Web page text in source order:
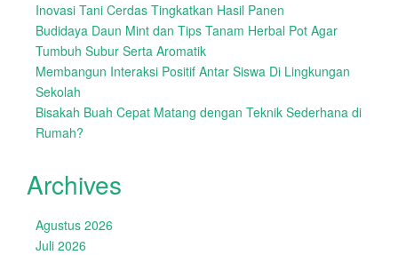
Inovasi Tani Cerdas Tingkatkan Hasil Panen
Budidaya Daun Mint dan Tips Tanam Herbal Pot Agar
Tumbuh Subur Serta Aromatik
Membangun Interaksi Positif Antar Siswa Di Lingkungan
Sekolah
Bisakah Buah Cepat Matang dengan Teknik Sederhana di
Rumah?
Archives
Agustus 2026
Juli 2026